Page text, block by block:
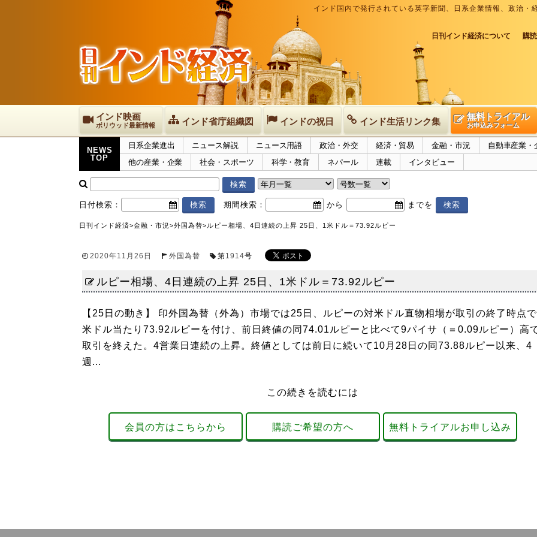
インド国内で発行されている英字新聞、日系企業情報、政治
日刊インド経済について 購
インド映画
ボリウッド最新情報 インド省庁組織図 インドの祝日 インド生活リンク集 無料トライアル
お申込みフォーム
NEWS
TOP
日系企業進出 ニュース解説 ニュース用語 政治・外交 経済・貿易 金融・市況
自動車産業・
他の産業・企業
社会・スポーツ 科学・教育 ネパール 連載 インタビュー
日付検索： 期間検索： から までを
日刊インド経済>金融・市況 >外国為替>ルピー相場、4日連続の上昇 25日、1米ドル＝73.92ルピー
2020年11月26日 外国為替 第1914号
ルピー相場、4日連続の上昇 25日、1米ドル＝73.92ルピー
【25日の動き】 印外国為替（外為）市場では25日、ルピーの対米ドル直物相場が取引の終了時点
米ドル当たり73.92ルピーを付け、前日終値の同74.01ルピーと比べて9パイサ（＝0.09ルピー）高
取引を終えた。4営業日連続の上昇。終値としては前日に続いて10月28日の同73.88ルピー以来、4
週...
この続きを読むには
会員の方はこちらから 購読ご希望の方へ 無料トライアルお申し込み